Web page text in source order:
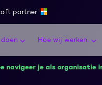
partner
Hoe wij werken.
navigeer je als organisatie